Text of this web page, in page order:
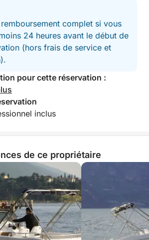
complet si vous
24 heures avant le début de
(hors frais de service et
pour cette réservation :
inclus
de ce propriétaire